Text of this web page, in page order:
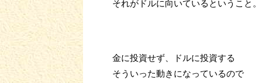
それがドルに向いているということ。
金に投資せず、ドルに投資する
そういった動きになっているので